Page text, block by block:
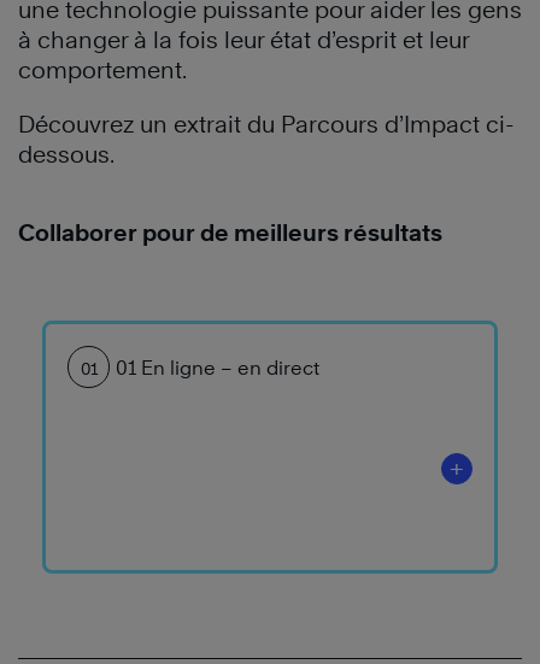
une technologie puissante pour aider les gens
à changer à la fois leur état d’esprit et leur
comportement.
Découvrez un extrait du Parcours d’Impact ci-
dessous.
Collaborer pour de meilleurs résultats
01 01 En ligne – en direct
+